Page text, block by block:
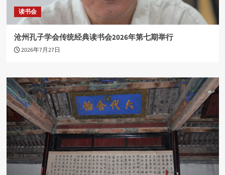
读书会
沧州孔子学会传统经典读书会2026年第七期举行
2026年7月27日